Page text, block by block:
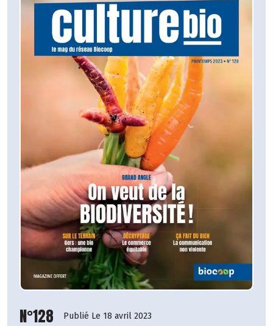
N°128 Publié Le 18 avril 2023